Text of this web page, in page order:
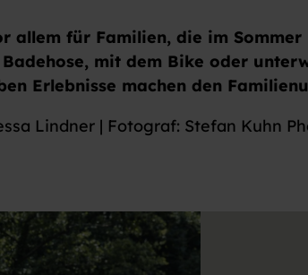
allem für Familien, die im
mit dem Bike oder
Erlebnisse machen den
Lindner | Fotograf: Stefan Kuhn